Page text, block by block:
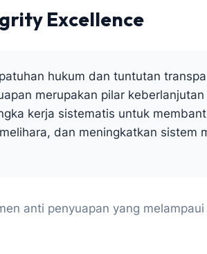
Excellence
hukum dan tuntutan
merupakan pilar keberlanjutan
kerja sistematis untuk
dan meningkatkan sistem
anti penyuapan yang